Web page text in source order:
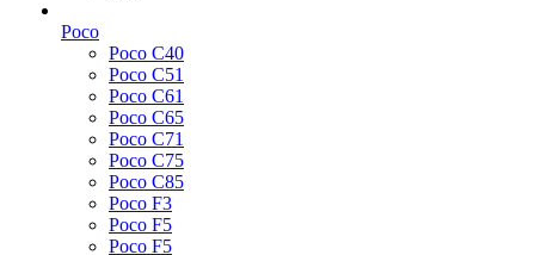
Poco
Poco C40
Poco C51
Poco C61
Poco C65
Poco C71
Poco C75
Poco C85
Poco F3
Poco F5
Poco F5